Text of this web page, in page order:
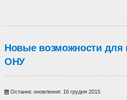
Новые возможности для
ОНУ
Останнє оновлення: 16 грудня 2015